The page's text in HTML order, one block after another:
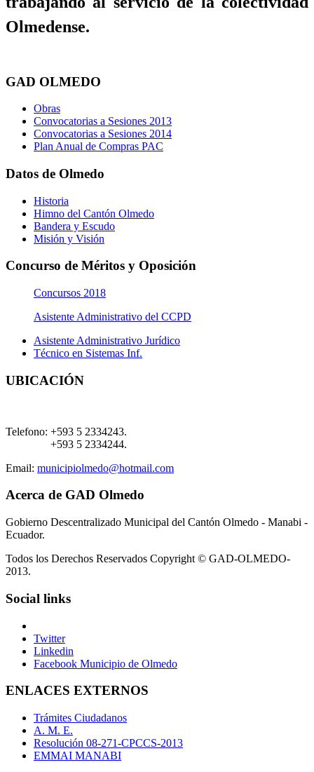
Olmedense.
GAD OLMEDO
Obras
Convocatorias a Sesiones 2013
Convocatorias a Sesiones 2014
Plan Anual de Compras PAC
Datos de Olmedo
Historia
Himno del Cantón Olmedo
Bandera y Escudo
Misión y Visión
Concurso de Méritos y Oposición
Concursos 2018
Asistente Administrativo del CCPD
Asistente Administrativo Jurídico
Técnico en Sistemas Inf.
UBICACIÓN
Telefono: +593 5 2334243.
+593 5 2334244.
Email: municipiolmedo@hotmail.com
Acerca de GAD Olmedo
Gobierno Descentralizado Municipal del Cantón Olmedo - Manabi -
Ecuador.
Todos los Derechos Reservados Copyright © GAD-OLMEDO-
2013.
Social links
Twitter
Linkedin
Facebook Municipio de Olmedo
ENLACES EXTERNOS
Trámites Ciudadanos
A. M. E.
Resolución 08-271-CPCCS-2013
EMMAI MANABI